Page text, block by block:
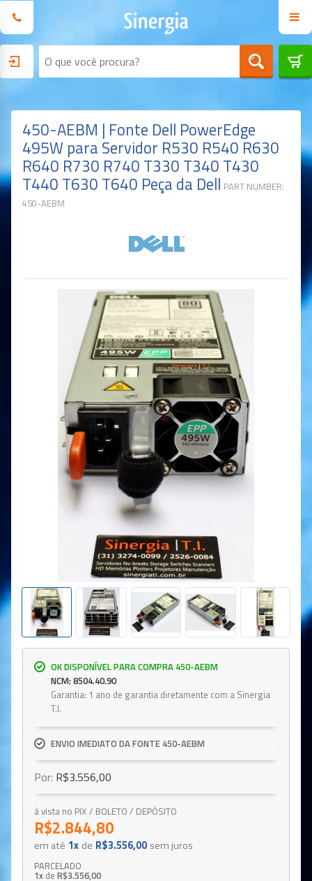
450-AEBM | Fonte Dell PowerEdge
495W para Servidor R530 R540 R630
R640 R730 R740 T330 T340 T430
T440 T630 T640 Peça da Dell PART NUMBER:
450-AEBM
OK DISPONÍVEL PARA COMPRA 450-AEBM
NCM: 8504.40.90
Garantia: 1 ano de garantia diretamente com a Sinergia
T.I.
ENVIO IMEDIATO DA FONTE 450-AEBM
Por: R$3.556,00
à vista no PIX / BOLETO / DEPÓSITO
R$2.844,80
em até 1x de R$3.556,00 sem juros
PARCELADO
1x de R$3.556,00